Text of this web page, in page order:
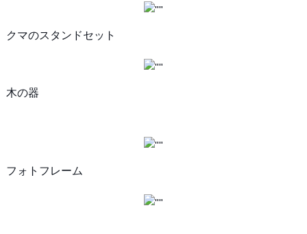
クマのスタンドセット
木の器
フォトフレーム